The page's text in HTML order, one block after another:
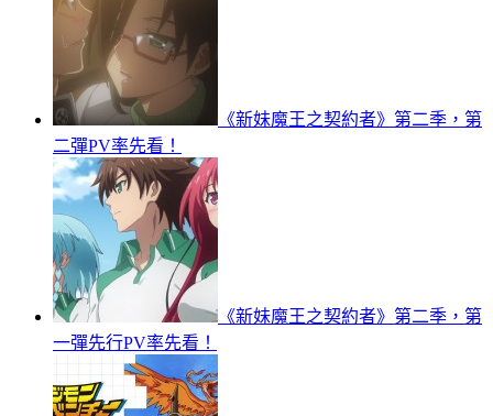
《新妹魔王之契約者》第二季，第
二彈PV率先看！
《新妹魔王之契約者》第二季，第
一彈先行PV率先看！